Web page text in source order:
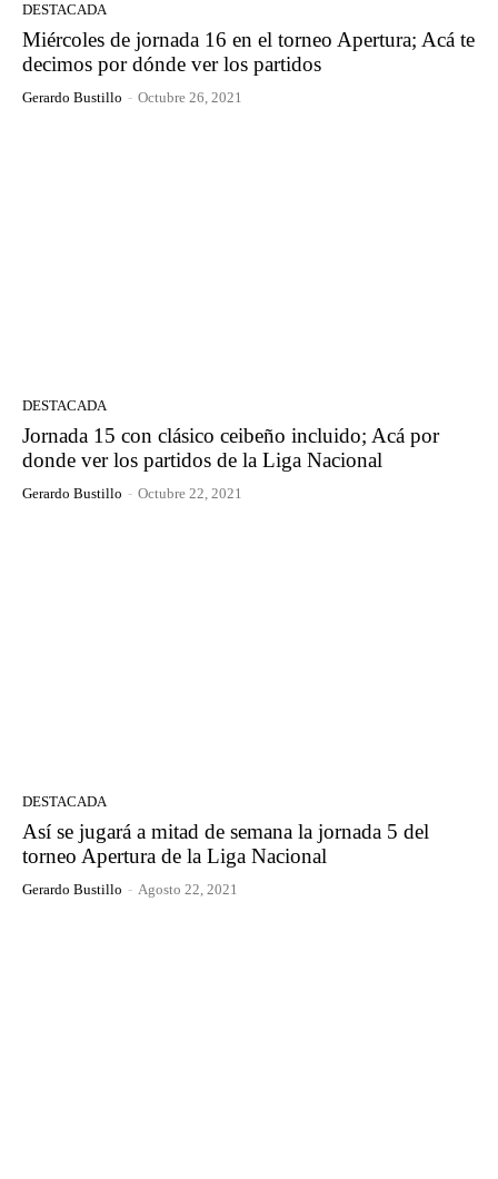
DESTACADA
Miércoles de jornada 16 en el torneo Apertura; Acá te
decimos por dónde ver los partidos
Gerardo Bustillo - Octubre 26, 2021
DESTACADA
Jornada 15 con clásico ceibeño incluido; Acá por
donde ver los partidos de la Liga Nacional
Gerardo Bustillo - Octubre 22, 2021
DESTACADA
Así se jugará a mitad de semana la jornada 5 del
torneo Apertura de la Liga Nacional
Gerardo Bustillo - Agosto 22, 2021